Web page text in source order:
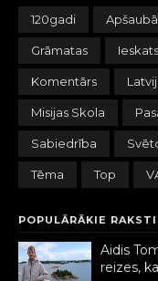
120gadi
Grāmatas
Komentārs
Misijas Skola
Sabiedrība
Tēma Top
POPULĀRĀKIE RAKSTI
Aidis
reizes,